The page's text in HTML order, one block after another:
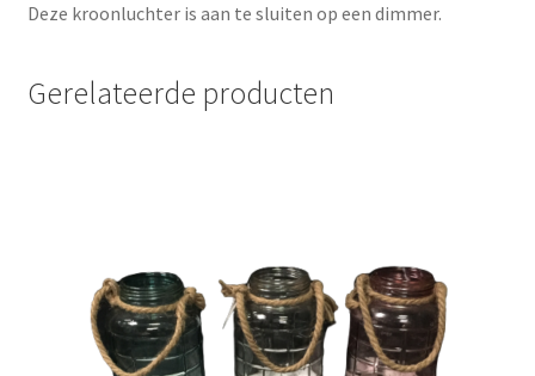
Deze kroonluchter is aan te sluiten op een dimmer.
Gerelateerde producten